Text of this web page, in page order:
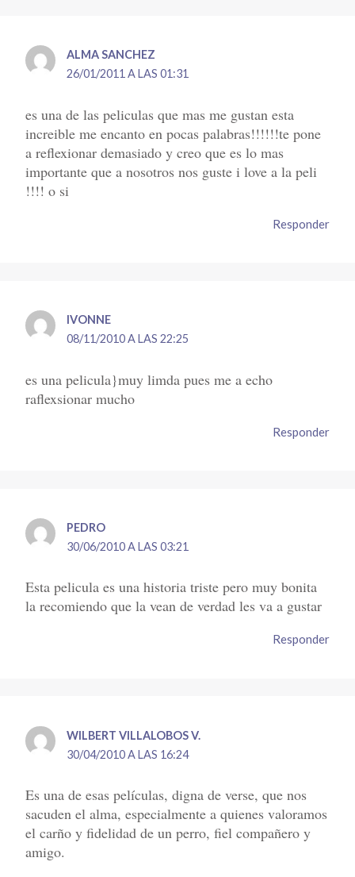
ALMA SANCHEZ
26/01/2011 A LAS 01:31
es una de las peliculas que mas me gustan esta
increible me encanto en pocas palabras!!!!!!te pone
a reflexionar demasiado y creo que es lo mas
importante que a nosotros nos guste i love a la peli
!!!! o si
Responder
IVONNE
08/11/2010 A LAS 22:25
es una pelicula}muy limda pues me a echo
raflexsionar mucho
Responder
PEDRO
30/06/2010 A LAS 03:21
Esta pelicula es una historia triste pero muy bonita
la recomiendo que la vean de verdad les va a gustar
Responder
WILBERT VILLALOBOS V.
30/04/2010 A LAS 16:24
Es una de esas películas, digna de verse, que nos
sacuden el alma, especialmente a quienes valoramos
el carño y fidelidad de un perro, fiel compañero y
amigo.